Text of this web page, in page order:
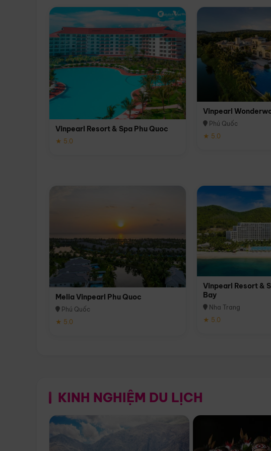
Vinpearl Resort & Spa Phu Quoc
★ 5.0
Vinpearl
Phú Quốc
★ 5.0
Melia Vinpearl Phu Quoc
Phú Quốc
★ 5.0
Vinpearl Resort &
Bay
Nha Trang
★ 5.0
KINH NGHIỆM DU LỊCH